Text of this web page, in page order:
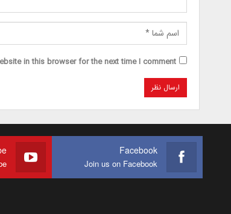
in this browser for the next time I comment.
Facebook
Join us on Facebook